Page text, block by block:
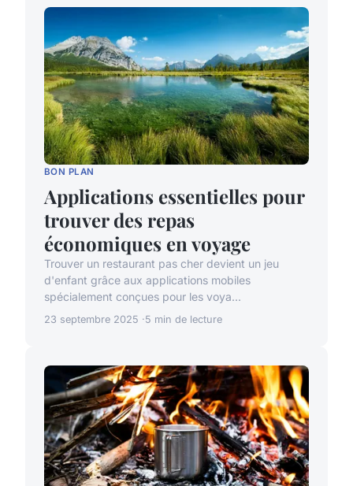
BON PLAN
Applications essentielles pour
trouver des repas
économiques en voyage
Trouver un restaurant pas cher devient un jeu
d'enfant grâce aux applications mobiles
spécialement conçues pour les voya...
23 septembre 2025 5 min de lecture